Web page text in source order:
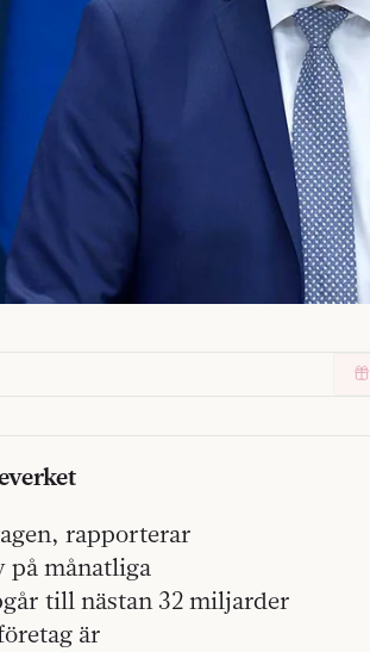
rapporterar
på månatliga
till nästan 32 miljarder
är